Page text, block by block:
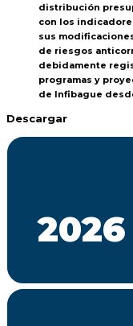
distribución
con los
sus
de riesgos
debidamente
programas y
de Infibague
Descargar
2026